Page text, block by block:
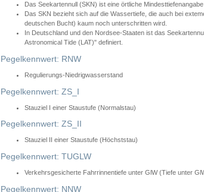
Das Seekartennull (SKN) ist eine örtliche
Das SKN bezieht sich auf die Wassertiefe, die auch bei
deutschen Bucht) kaum noch unterschritten wird.
In Deutschland und den Nordsee-Staaten ist das
Astronomical Tide (LAT)" definiert.
Pegelkennwert: RNW
Regulierungs-Niedrigwasserstand
Pegelkennwert: ZS_I
Stauziel I einer Staustufe (Normalstau)
Pegelkennwert: ZS_II
Stauziel II einer Staustufe (Höchststau)
Pegelkennwert: TUGLW
Verkehrsgesicherte Fahrrinnentiefe unter GlW (Tiefe unter
Pegelkennwert: NNW